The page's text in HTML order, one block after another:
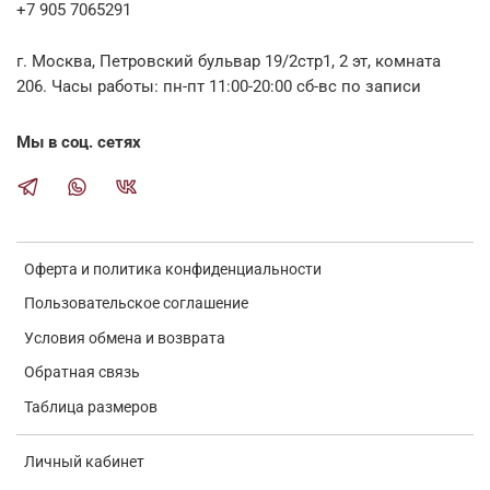
Оферта и политика конфиденциальности
Пользовательское соглашение
Условия обмена и возврата
Обратная связь
Таблица размеров
Личный кабинет
+7 905 7065291
г. Москва, Петровский бульвар 19/2стр1, 2 эт, комната
206. Часы работы: пн-пт 11:00-20:00 сб-вс по записи
Мы в соц. сетях